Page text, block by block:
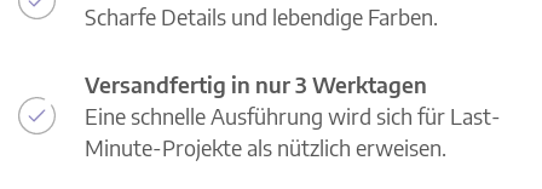
Scharfe Details und lebendige Farben.
Versandfertig in nur 3 Werktagen
Eine schnelle Ausführung wird sich für Last-
Minute-Projekte als nützlich erweisen.